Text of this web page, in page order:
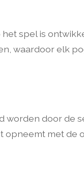
spel is
waardoor elk
worden door de
opneemt met de